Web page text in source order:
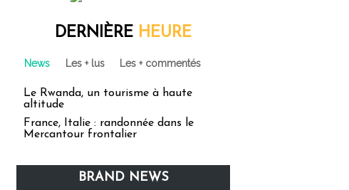
DERNIÈRE HEURE
News Les + lus Les + commentés
Le Rwanda, un tourisme à haute
altitude
France, Italie : randonnée dans le
Mercantour frontalier
BRAND NEWS